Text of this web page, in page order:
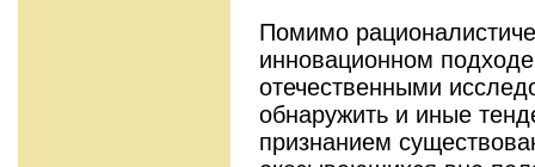
Помимо
инновационном
отечественными
обнаружить и иные
признанием